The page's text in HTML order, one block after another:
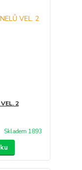
2
Skladem 1893